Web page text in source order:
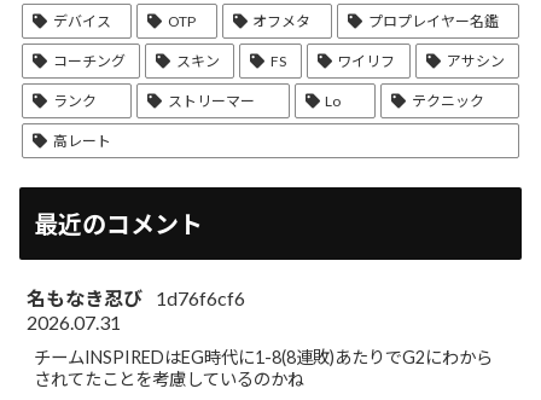
デバイス OTP オフメタ プロプレイヤー名鑑
コーチング スキン FS ワイリフ アサシン
ランク ストリーマー Lo テクニック
高レート
最近のコメント
名もなき忍び
1d76f6cf6
2026.07.31
チームINSPIREDはEG時代に1-8(8連敗)あたりでG2にわから
されてたことを考慮しているのかね